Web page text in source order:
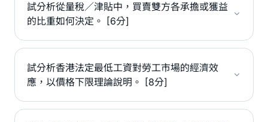
試分析從量稅／津貼中，買賣雙方各承擔或獲益
的比重如何決定。 [6分]
試分析香港法定最低工資對勞工市場的經濟效
應，以價格下限理論說明。 [8分]